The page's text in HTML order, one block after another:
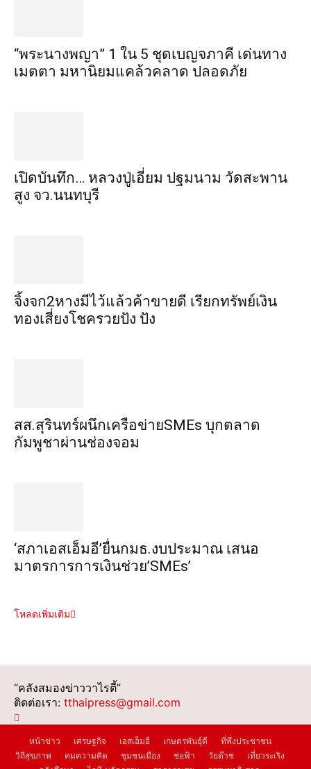
“พระ​นาง​พญา” 1 ใน 5​ ชุดเบญจ​ภาคี​ เด่นทาง
เมตตา​ มหา​นิยม​แคล้วคลาด​ ปลอดภัย​
เปิดบันทึก… หลวงปู่เอี่ยม ​ปฐม​นาม​ วัดสะพาน
สูง​ จว.นนทบุรี
จิ้งจก​2​หาง​มีไว้แล้ว​ค้าขาย​ดี​ เรียก​ทรัพย์เงิน
ทอง​เสี่ยงโชค​รวยปัง​ ปัง​
สส.สุรินทร์ผนึกเครือข่ายSMEs บุกตลาด
กัมพูชาผ่านช่องจอม
‘สภาเอสเอ็มอี’ยื่นกมธ.งบประมาณ เสนอ
มาตรการการเงินช่วย’SMEs’
โหลดเพิ่มเติม
“คลังสมองข่าววาไรตี้”
ติดต่อเรา: tthaipress@gmail.com
หน้าข่าว เศรษฐกิจ เอสเอ็มอี เกษตรพันธุ์ดี
ที่พึ่งประชาชน
วิถีสุขภาพ
คมความคิด ชุมชนเมือง ช่อฟ้า วัยต๊าช
เที่ยวระเริง